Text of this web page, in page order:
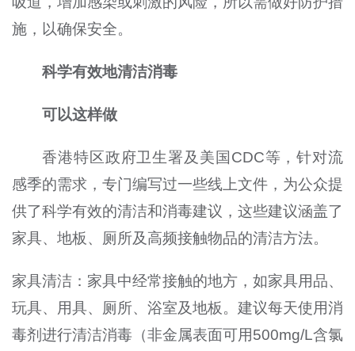
施，以确保安全。
科学有效地清洁消毒
可以这样做
香港特区政府卫生署及美国CDC等，针对流
感季的需求，专门编写过一些线上文件，为公众提
供了科学有效的清洁和消毒建议，这些建议涵盖了
家具、地板、厕所及高频接触物品的清洁方法。
家具清洁：家具中经常接触的地方，如家具用品、
玩具、用具、厕所、浴室及地板。建议每天使用消
毒剂进行清洁消毒（非金属表面可用500mg/L含氯